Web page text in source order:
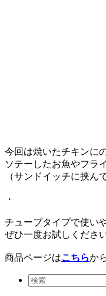
今回は焼いたチキンに
ソテーしたお魚やフラ
（サンドイッチに挟ん
・
チューブタイプで使い
ぜひ一度お試しください
商品ページはこちらか